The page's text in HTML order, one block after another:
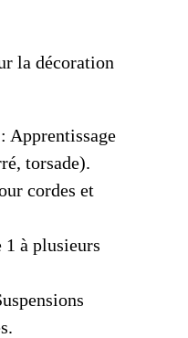
la décoration
: Apprentissage
torsade).
cordes et
1 à plusieurs